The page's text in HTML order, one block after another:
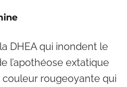
DHEA qui inondent le
l’apothéose extatique
rougeoyante qui